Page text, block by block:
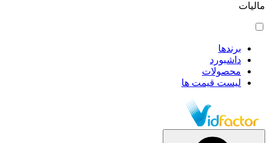
مالیات
برندها
داشبورد
محصولات
لیست قیمت ها